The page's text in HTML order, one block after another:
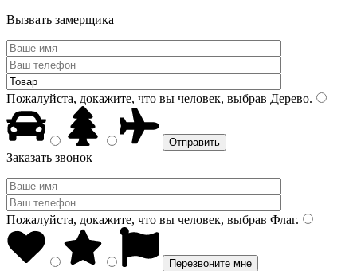
Вызвать замерщика
Пожалуйста, докажите, что вы человек, выбрав Дерево.
Заказать звонок
Пожалуйста, докажите, что вы человек, выбрав Флаг.